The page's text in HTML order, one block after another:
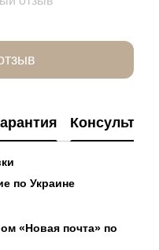
по Украине
«Новая почта» по